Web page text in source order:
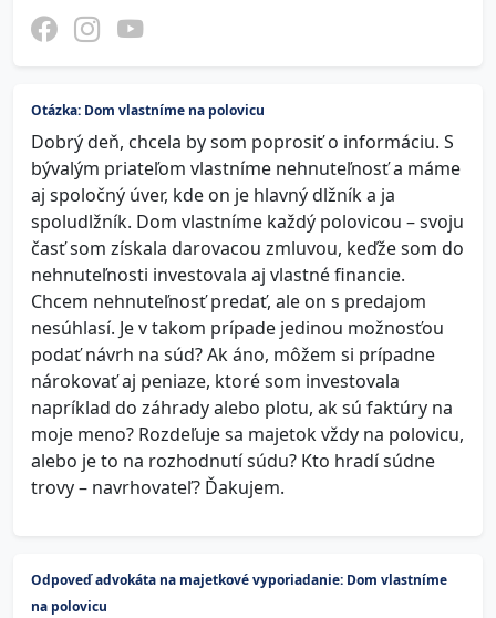
Otázka: Dom vlastníme na polovicu
Dobrý deň, chcela by som poprosiť o informáciu. S
bývalým priateľom vlastníme nehnuteľnosť a máme
aj spoločný úver, kde on je hlavný dlžník a ja
spoludlžník. Dom vlastníme každý polovicou – svoju
časť som získala darovacou zmluvou, keďže som do
nehnuteľnosti investovala aj vlastné financie.
Chcem nehnuteľnosť predať, ale on s predajom
nesúhlasí. Je v takom prípade jedinou možnosťou
podať návrh na súd? Ak áno, môžem si prípadne
nárokovať aj peniaze, ktoré som investovala
napríklad do záhrady alebo plotu, ak sú faktúry na
moje meno? Rozdeľuje sa majetok vždy na polovicu,
alebo je to na rozhodnutí súdu? Kto hradí súdne
trovy – navrhovateľ? Ďakujem.
Odpoveď advokáta na majetkové vyporiadanie: Dom vlastníme
na polovicu